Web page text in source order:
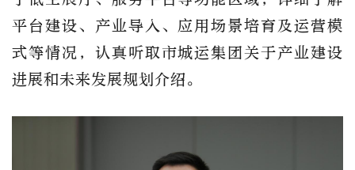
平台建设、产业导入、应用场景培育及运营模
式等情况，认真听取市城运集团关于产业建设
进展和未来发展规划介绍。